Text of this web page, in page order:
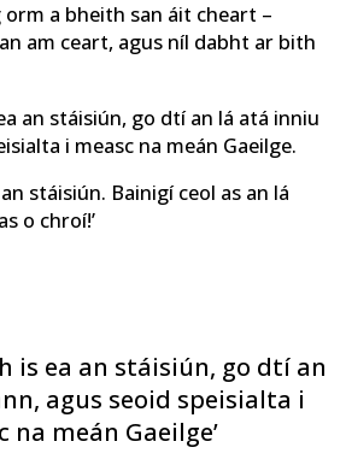
orm a bheith san áit cheart –
am ceart, agus níl dabht ar bith
an stáisiún, go dtí an lá atá inniu
i measc na meán Gaeilge.
stáisiún. Bainigí ceol as an lá
o chroí!’
is ea an stáisiún, go dtí an
agus seoid speisialta i
na meán Gaeilge’